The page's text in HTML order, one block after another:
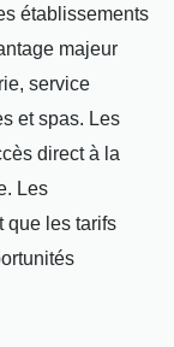
établissements
majeur
service
et spas. Les
direct à la
Les
que les tarifs